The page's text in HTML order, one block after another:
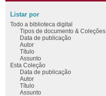
Listar por
Todo a biblioteca digital
Tipos de documento & Coleções
Data de publicação
Autor
Título
Assunto
Esta Coleção
Data de publicação
Autor
Título
Assunto